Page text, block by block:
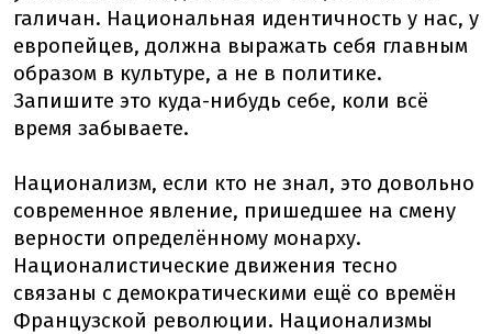
галичан. Национальная идентичность у нас, у
европейцев, должна выражать себя главным
образом в культуре, а не в политике.
Запишите это куда-нибудь себе, коли всё
время забываете.
Национализм, если кто не знал, это довольно
современное явление, пришедшее на смену
верности определённому монарху.
Националистические движения тесно
связаны с демократическими ещё со времён
Французской революции. Национализмы